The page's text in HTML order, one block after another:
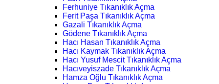
Ferhuniye Tıkanıklık Açma
Ferit Paşa Tıkanıklık Açma
Gazali Tıkanıklık Açma
Gödene Tıkanıklık Açma
Hacı Hasan Tıkanıklık Açma
Hacı Kaymak Tıkanıklık Açma
Hacı Yusuf Mescit Tıkanıklık Açma
Hacıveyiszade Tıkanıklık Açma
Hamza Oğlu Tıkanıklık Açma